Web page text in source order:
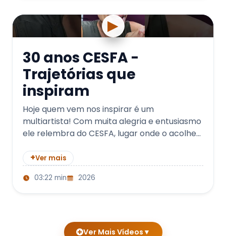
▶
30 anos CESFA -
Trajetórias que
inspiram
Hoje quem vem nos inspirar é um
multiartista! Com muita alegria e entusiasmo
ele relembra do CESFA, lugar onde o acolheu,
+Ver mais
03:22 min 2026
Ver Mais Vídeos ▼